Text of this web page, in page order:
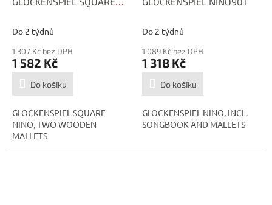
Do 2 týdnů
1 307 Kč bez DPH
1 582 Kč
Do košíku
GLOCKENSPIEL SQUARE
NINO, TWO WOODEN
MALLETS
Do 2 týdnů
1 089 Kč bez DPH
1 318 Kč
Do košíku
GLOCKENSPIEL NINO, INCL.
SONGBOOK AND MALLETS